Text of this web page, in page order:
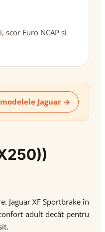
Euro NCAP și
Jaguar →
Jaguar XF Sportbrake în
adult decât pentru